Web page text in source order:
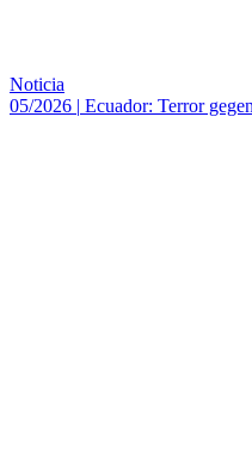
Noticia
05/2026 | Ecuador: Terror